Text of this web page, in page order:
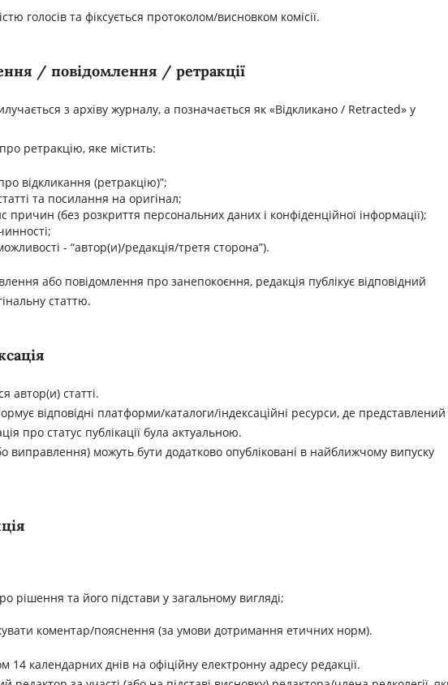
голосів та фіксується протоколом/висновком комісії.
/ повідомлення / ретракції
з архіву журналу, а позначається як «Відкликано / Retracted» у
ретракцію, яке містить:
відкликання (ретракцію)”;
та посилання на оригінал;
причин (без розкриття персональних даних і конфіденційної інформації);
- “автор(и)/редакція/третя сторона”).
або повідомлення про занепокоєння, редакція публікує відповідний
статтю.
автор(и) статті.
відповідні платформи/каталоги/індексаційні ресурси, де представлений
про статус публікації була актуальною.
виправлення) можуть бути додатково опубліковані в найближчому випуску
рішення та його підстави у загальному вигляді;
коментар/пояснення (за умови дотримання етичних норм).
14 календарних днів на офіційну електронну адресу редакції.